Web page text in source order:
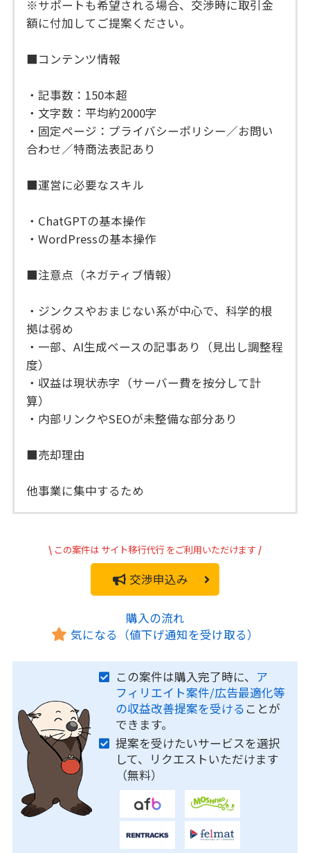
※サポートも希望される場合、交渉時に取引金
額に付加してご提案ください。
■コンテンツ情報
・記事数：150本超
・文字数：平均約2000字
・固定ページ：プライバシーポリシー／お問い
合わせ／特商法表記あり
■運営に必要なスキル
・ChatGPTの基本操作
・WordPressの基本操作
■注意点（ネガティブ情報）
・ジンクスやおまじない系が中心で、科学的根
拠は弱め
・一部、AI生成ベースの記事あり（見出し調整程
度）
・収益は現状赤字（サーバー費を按分して計
算）
・内部リンクやSEOが未整備な部分あり
■売却理由
他事業に集中するため
\ この案件は サイト移行代行 をご利用いただけます /
交渉申込み
購入の流れ
気になる（値下げ通知を受け取る）
この案件は購入完了時に、 ア
フィリエイト案件/広告最適化等
の収益改善提案を受ける ことが
できます。
提案を受けたいサービスを選択
して、リクエストいただけます
（無料）